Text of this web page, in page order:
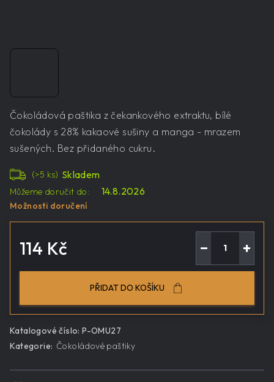
Čokoládová paštika z čekankového extraktu, bílé
čokolády s 28% kakaové sušiny a manga - mrazem
sušených. Bez přidaného cukru.
Skladem
(>5 ks)
Můžeme doručit do:
14.8.2026
Možnosti doručení
114 Kč +
−
PŘIDAT DO KOŠÍKU
Katalogové číslo: P-OMU27
Kategorie: Čokoládové paštiky